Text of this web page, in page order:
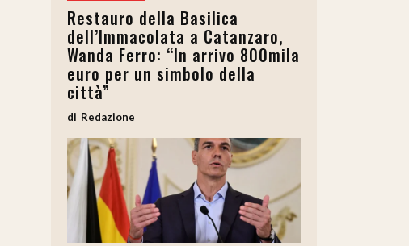
Restauro della Basilica
dell’Immacolata a Catanzaro,
Wanda Ferro: “In arrivo 800mila
euro per un simbolo della
città”
Redazione